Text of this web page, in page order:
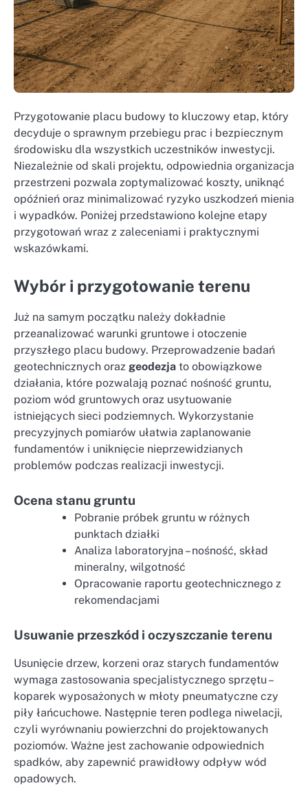
Przygotowanie placu budowy to kluczowy etap, który
decyduje o sprawnym przebiegu prac i bezpiecznym
środowisku dla wszystkich uczestników inwestycji.
Niezależnie od skali projektu, odpowiednia organizacja
przestrzeni pozwala zoptymalizować koszty, uniknąć
opóźnień oraz minimalizować ryzyko uszkodzeń mienia
i wypadków. Poniżej przedstawiono kolejne etapy
przygotowań wraz z zaleceniami i praktycznymi
wskazówkami.
Wybór i przygotowanie terenu
Już na samym początku należy dokładnie
przeanalizować warunki gruntowe i otoczenie
przyszłego placu budowy. Przeprowadzenie badań
geotechnicznych oraz geodezja to obowiązkowe
działania, które pozwalają poznać nośność gruntu,
poziom wód gruntowych oraz usytuowanie
istniejących sieci podziemnych. Wykorzystanie
precyzyjnych pomiarów ułatwia zaplanowanie
fundamentów i uniknięcie nieprzewidzianych
problemów podczas realizacji inwestycji.
Ocena stanu gruntu
Pobranie próbek gruntu w różnych
punktach działki
Analiza laboratoryjna – nośność, skład
mineralny, wilgotność
Opracowanie raportu geotechnicznego z
rekomendacjami
Usuwanie przeszkód i oczyszczanie terenu
Usunięcie drzew, korzeni oraz starych fundamentów
wymaga zastosowania specjalistycznego sprzętu –
koparek wyposażonych w młoty pneumatyczne czy
piły łańcuchowe. Następnie teren podlega niwelacji,
czyli wyrównaniu powierzchni do projektowanych
poziomów. Ważne jest zachowanie odpowiednich
spadków, aby zapewnić prawidłowy odpływ wód
opadowych.